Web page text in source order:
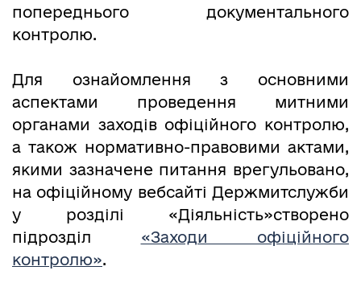
попереднього документального
контролю.
Для ознайомлення з основними
аспектами проведення митними
органами заходів офіційного контролю,
а також нормативно-правовими актами,
якими зазначене питання врегульовано,
на офіційному вебсайті Держмитслужби
у розділі «Діяльність»створено
підрозділ «Заходи офіційного
контролю».